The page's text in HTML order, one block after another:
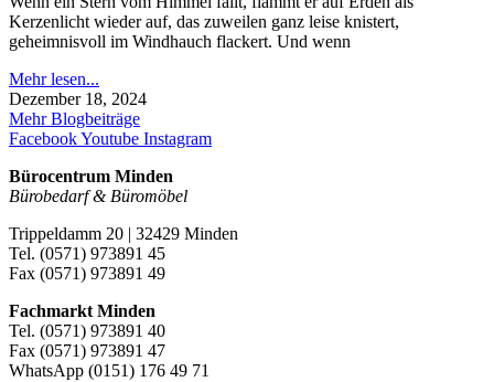
Kerzenlicht wieder auf, das zuweilen ganz leise knistert,
geheimnisvoll im Windhauch flackert. Und wenn
Mehr lesen...
Dezember 18, 2024
Mehr Blogbeiträge
FacebookYoutube Instagram
Bürocentrum Minden
Bürobedarf & Büromöbel
Trippeldamm 20 | 32429 Minden
Tel. (0571) 973891 45
Fax (0571) 973891 49
Fachmarkt Minden
Tel. (0571) 973891 40
Fax (0571) 973891 47
WhatsApp (0151) 176 49 71